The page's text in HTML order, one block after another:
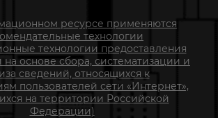
ресурсе применяются
технологии
технологии предоставления
основе сбора, систематизации и
сведений, относящихся к
пользователей сети «Интернет»,
на территории Российской
Федерации)